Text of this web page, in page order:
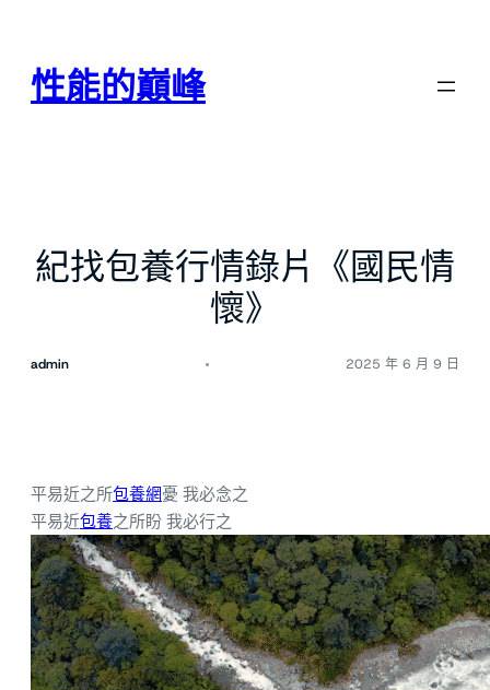
性能的巔峰
紀找包養行情錄片《國民情
懷》
admin 2025 年 6 月 9 日
平易近之所包養網憂 我必念之
平易近包養之所盼 我必行之